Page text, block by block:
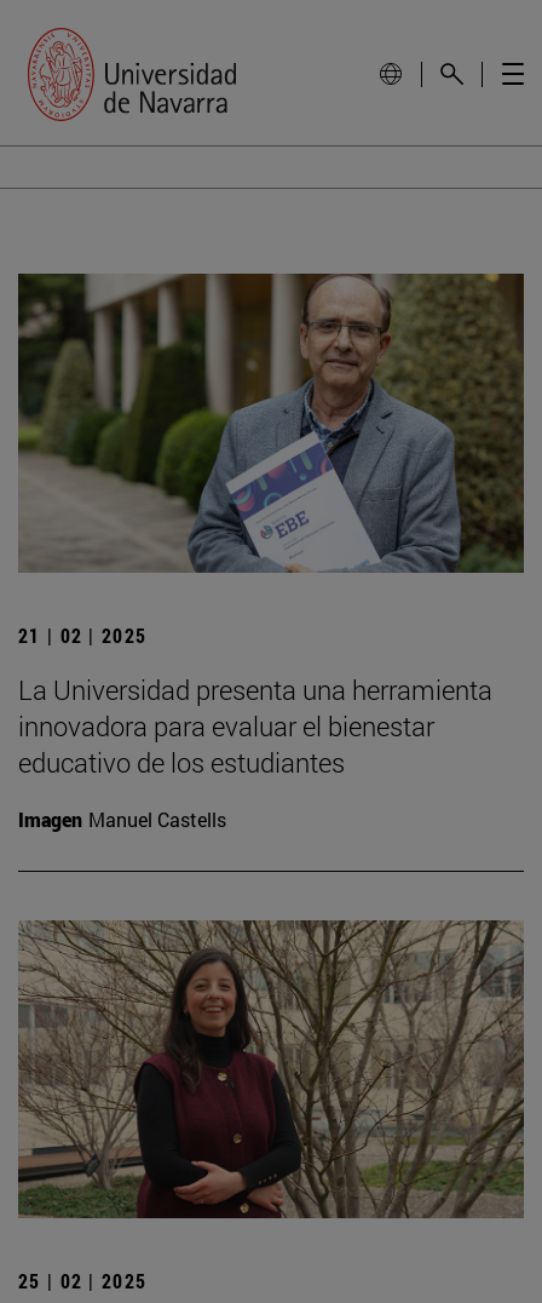
21 | 02 | 2025
La Universidad presenta una herramienta
innovadora para evaluar el bienestar
educativo de los estudiantes
Imagen Manuel Castells
25 | 02 | 2025